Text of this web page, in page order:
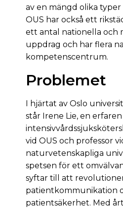
av en mängd olika typer
OUS har också ett
ett antal nationella och
uppdrag och har flera
kompetenscentrum.
Problemet
I hjärtat av Oslo
står Irene Lie, en erfaren
vid OUS och professor
naturvetenskapliga
spetsen för ett
syftar till att
patientkommunikation
patientsäkerhet. Med